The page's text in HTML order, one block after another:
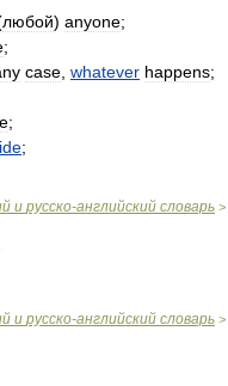
любой) anyone;
;
case whatever happens;
;
;
и русско-английский словарь >
и русско-английский словарь >